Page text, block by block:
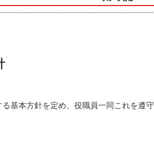
基本方針を定め、役職員一同これを遵